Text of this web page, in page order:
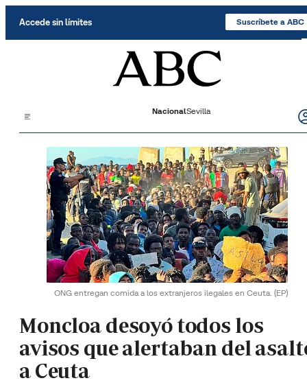
Accede sin límites Suscríbete a ABC
NacionalSevilla
ONG entregan comida a los extranjeros ilegales en Ceuta. (EP)
Moncloa desoyó todos los
avisos que alertaban del
a Ceuta